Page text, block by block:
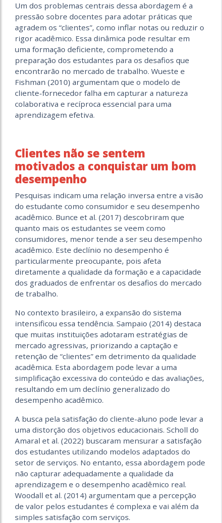
Um dos problemas centrais dessa abordagem é a
pressão sobre docentes para adotar práticas que
agradem os “clientes”, como inflar notas ou reduzir o
rigor acadêmico. Essa dinâmica pode resultar em
uma formação deficiente, comprometendo a
preparação dos estudantes para os desafios que
encontrarão no mercado de trabalho. Wueste e
Fishman (2010) argumentam que o modelo de
cliente-fornecedor falha em capturar a natureza
colaborativa e recíproca essencial para uma
aprendizagem efetiva.
Clientes não se sentem
motivados a conquistar um bom
desempenho
Pesquisas indicam uma relação inversa entre a visão
do estudante como consumidor e seu desempenho
acadêmico. Bunce et al. (2017) descobriram que
quanto mais os estudantes se veem como
consumidores, menor tende a ser seu desempenho
acadêmico. Este declínio no desempenho é
particularmente preocupante, pois afeta
diretamente a qualidade da formação e a capacidade
dos graduados de enfrentar os desafios do mercado
de trabalho.
No contexto brasileiro, a expansão do sistema
intensificou essa tendência. Sampaio (2014) destaca
que muitas instituições adotaram estratégias de
mercado agressivas, priorizando a captação e
retenção de “clientes” em detrimento da qualidade
acadêmica. Esta abordagem pode levar a uma
simplificação excessiva do conteúdo e das avaliações,
resultando em um declínio generalizado do
desempenho acadêmico.
A busca pela satisfação do cliente-aluno pode levar a
uma distorção dos objetivos educacionais. Scholl do
Amaral et al. (2022) buscaram mensurar a satisfação
dos estudantes utilizando modelos adaptados do
setor de serviços. No entanto, essa abordagem pode
não capturar adequadamente a qualidade da
aprendizagem e o desempenho acadêmico real.
Woodall et al. (2014) argumentam que a percepção
de valor pelos estudantes é complexa e vai além da
simples satisfação com serviços.